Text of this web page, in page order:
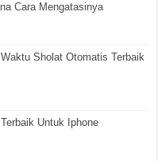
Cara Mengatasinya
Sholat Otomatis Terbaik
Untuk Iphone